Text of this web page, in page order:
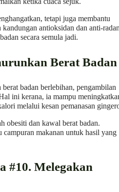
tetapi juga membantu
antioksidan dan anti-
secara semula jadi.
Berat Badan
badan berlebihan, pengambilan
ini kerana, ia mampu
melalui kesan pemanasan
obesiti dan kawal berat badan.
makanan untuk hasil yang
#10. Melegakan